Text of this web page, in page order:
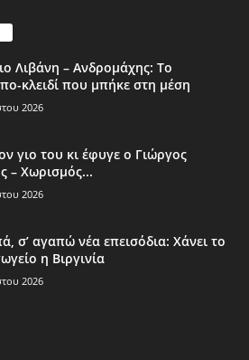
Λιβάνη – Ανδρομάχης: Το
κλειδί που μπήκε στη μέση
2026
γιο του κι έφυγε ο Γιώργος
– Χωρισμός...
2026
σ’ αγαπώ νέα επεισόδια: Χάνει το
η Βιργινία
2026